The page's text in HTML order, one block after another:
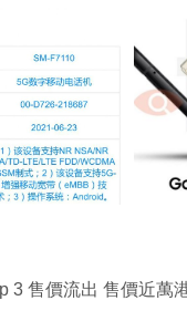
3 售價流出 售價近萬